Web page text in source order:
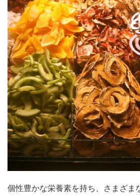
個性豊かな栄養素を持ち、さまざま